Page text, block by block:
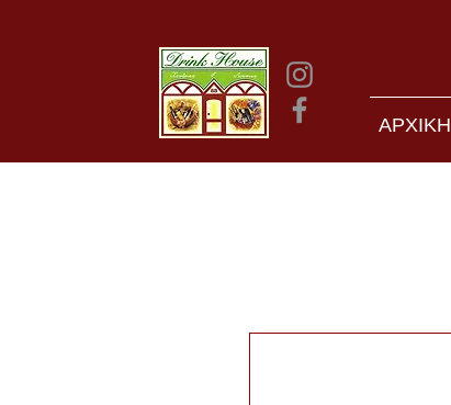
ΑΡΧΙΚΗ